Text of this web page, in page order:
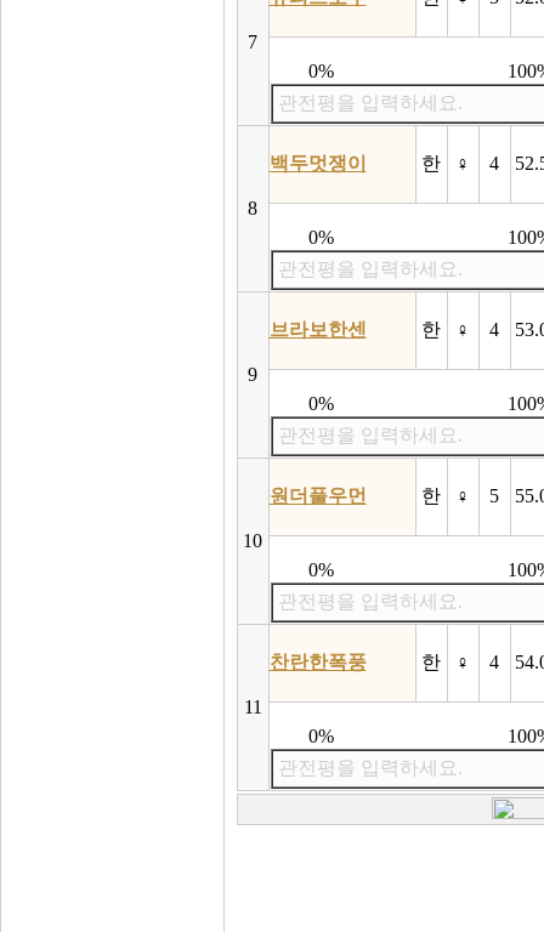
7
0%
관전평을 입력하세요.
8
백두멋쟁이 한 ♀ 4
0%
관전평을 입력하세요.
9
브라보한센 한 ♀ 4
0%
관전평을 입력하세요.
10
원더풀우먼 한 ♀ 5
0%
관전평을 입력하세요.
11
찬란한폭풍 한 ♀ 4
0%
관전평을 입력하세요.